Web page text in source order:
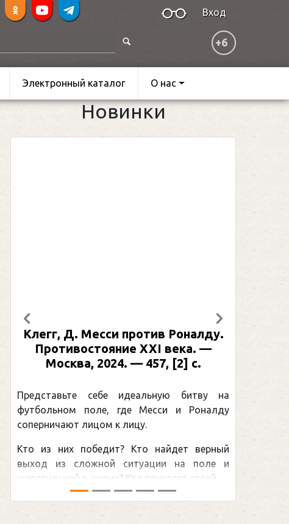
Вход
+6
Электронный каталог О нас
Новинки
Рабинер, И. Я. Александр Овечкин
: иллюстрированная биография. —
Москва, 2024 (макет 2025). — 133,
Спорт)
принадлежит великому канадцу Уэйну
Гретцки, — едва ли не самая обсуждаемая
хоккейная тема последних лет в мире.Перед
сезоном Национальной хоккейной лиги — ...
Предыдущий Следующий